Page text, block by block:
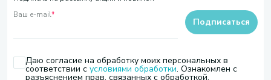
Ваш e-mail*
Даю согласие на обработку моих персональных в
соответствии с условиями обработки. Ознакомлен с
разъяснением прав, связанных с обработкой,
Подписаться